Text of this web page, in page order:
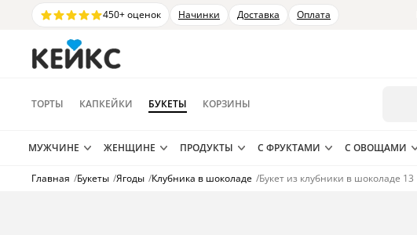
450+ оценок Начинки Доставка Оплата
ТОРТЫ КАПКЕЙКИ БУКЕТЫ КОРЗИНЫ
МУЖЧИНЕ ЖЕНЩИНЕ ПРОДУКТЫ С ФРУКТАМИ С ОВОЩАМИ
Главная /Букеты /Ягоды /Клубника в шоколаде /Букет из клубники в шоколаде 13